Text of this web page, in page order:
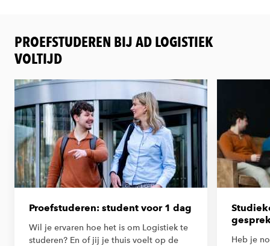
PROEFSTUDEREN BIJ AD LOGISTIEK
VOLTIJD
Proefstuderen: student voor 1 dag
Wil je ervaren hoe het is om Logistiek te
studeren? En of jij je thuis voelt op de
Heb je